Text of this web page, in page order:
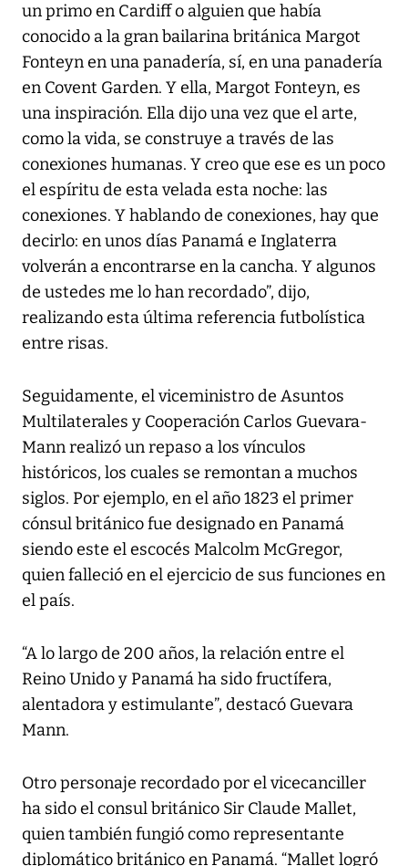
un primo en Cardiff o alguien que había
conocido a la gran bailarina británica Margot
Fonteyn en una panadería, sí, en una panadería
en Covent Garden. Y ella, Margot Fonteyn, es
una inspiración. Ella dijo una vez que el arte,
como la vida, se construye a través de las
conexiones humanas. Y creo que ese es un poco
el espíritu de esta velada esta noche: las
conexiones. Y hablando de conexiones, hay que
decirlo: en unos días Panamá e Inglaterra
volverán a encontrarse en la cancha. Y algunos
de ustedes me lo han recordado”, dijo,
realizando esta última referencia futbolística
entre risas.
Seguidamente, el viceministro de Asuntos
Multilaterales y Cooperación Carlos Guevara-
Mann realizó un repaso a los vínculos
históricos, los cuales se remontan a muchos
siglos. Por ejemplo, en el año 1823 el primer
cónsul británico fue designado en Panamá
siendo este el escocés Malcolm McGregor,
quien falleció en el ejercicio de sus funciones en
el país.
“A lo largo de 200 años, la relación entre el
Reino Unido y Panamá ha sido fructífera,
alentadora y estimulante”, destacó Guevara
Mann.
Otro personaje recordado por el vicecanciller
ha sido el consul británico Sir Claude Mallet,
quien también fungió como representante
diplomático británico en Panamá. “Mallet logró